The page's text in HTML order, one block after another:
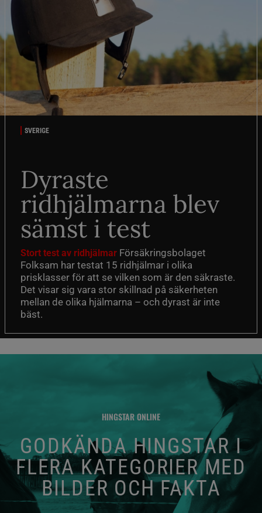
SVERIGE
Dyraste
ridhjälmarna blev
sämst i test
Stort test av ridhjälmar Försäkringsbolaget
Folksam har testat 15 ridhjälmar i olika
prisklasser för att se vilken som är den säkraste.
Det visar sig vara stor skillnad på säkerheten
mellan de olika hjälmarna – och dyrast är inte
bäst.
HINGSTAR ONLINE
GODKÄNDA HINGSTAR I
FLERA KATEGORIER MED
BILDER OCH FAKTA